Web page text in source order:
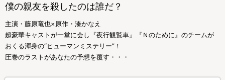
僕の親友を殺したのは誰だ？
主演・藤原竜也×原作・湊かなえ
超豪華キャストが一堂に会し『夜行観覧車』『Ｎのために』のチームが
おくる渾身の“ヒューマンミステリー”！
圧巻のラストがあなたの予想を覆す・・・